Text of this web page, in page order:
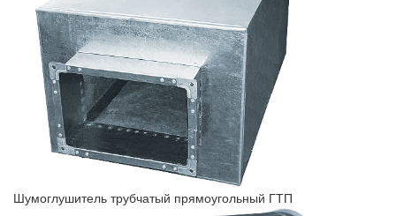
Шумоглушитель трубчатый прямоугольный ГТП